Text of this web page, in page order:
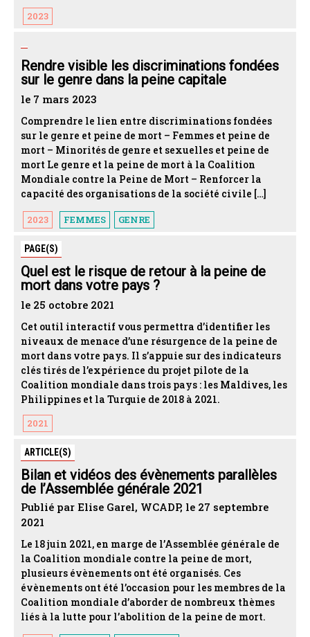
2023
Rendre visible les discriminations fondées
sur le genre dans la peine capitale
le 7 mars 2023
Comprendre le lien entre discriminations fondées
sur le genre et peine de mort – Femmes et peine de
mort – Minorités de genre et sexuelles et peine de
mort Le genre et la peine de mort à la Coalition
Mondiale contre la Peine de Mort – Renforcer la
capacité des organisations de la société civile […]
2023 FEMMES GENRE
PAGE(S)
Quel est le risque de retour à la peine de
mort dans votre pays ?
le 25 octobre 2021
Cet outil interactif vous permettra d’identifier les
niveaux de menace d’une résurgence de la peine de
mort dans votre pays. Il s’appuie sur des indicateurs
clés tirés de l’expérience du projet pilote de la
Coalition mondiale dans trois pays : les Maldives, les
Philippines et la Turquie de 2018 à 2021.
2021
ARTICLE(S)
Bilan et vidéos des évènements parallèles
de l’Assemblée générale 2021
Publié par Elise Garel, WCADP, le 27 septembre
2021
Le 18 juin 2021, en marge de l’Assemblée générale de
la Coalition mondiale contre la peine de mort,
plusieurs évènements ont été organisés. Ces
évènements ont été l’occasion pour les membres de la
Coalition mondiale d’aborder de nombreux thèmes
liés à la lutte pour l’abolition de la peine de mort.